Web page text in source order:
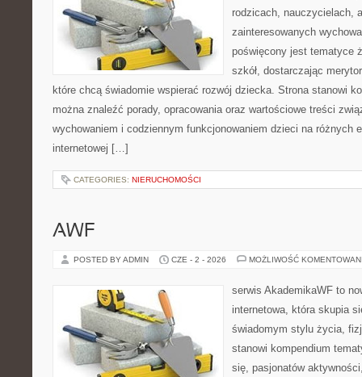
rodzicach, nauczycielach,
zainteresowanych
poświęcony jest tematyce
szkół, dostarczając
które chcą świadomie wspierać rozwój dziecka. Strona stanowi
można znaleźć porady, opracowania oraz wartościowe treści
wychowaniem i codziennym funkcjonowaniem dzieci na różnych
internetowej […]
CATEGORIES: NIERUCHOMOŚCI
AWF
POSTED BY ADMIN CZE - 2 - 2026 MOŻLIWOŚĆ
serwis AkademikaWF to
internetowa, która skupia
świadomym stylu życia,
stanowi kompendium
się, pasjonatów